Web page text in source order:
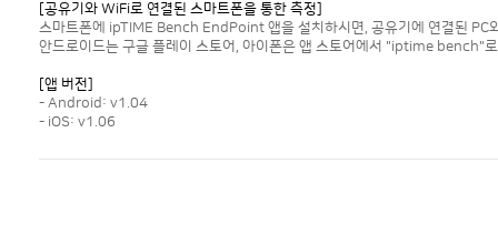
[공유기와 WiFi로 연결된 스마트폰을 통한 측정]
스마트폰에 ipTIME Bench EndPoint 앱을 설치하시면, 공유기에 연결된 PC
안드로이드는 구글 플레이 스토어, 아이폰은 앱 스토어에서 "iptime bench"
[앱 버전]
- Android: v1.04
- iOS: v1.06